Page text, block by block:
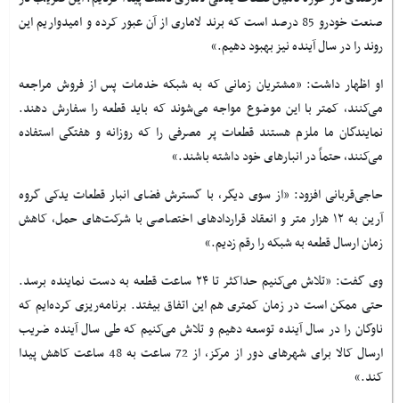
صنعت خودرو 85 درصد است که برند لاماری از آن عبور کرده‌ و امیدواریم این
روند را در سال آینده نیز بهبود دهیم.
»
او اظهار داشت: «مشتریان زمانی که به شبکه خدمات پس از فروش مراجعه
می‌کنند، کمتر با این موضوع مواجه می‌شوند که باید قطعه را سفارش دهند.
نمایندگان ما ملزم هستند قطعات پر مصرفی را که روزانه و هفتگی استفاده
می‌کنند، حتماً در انبارهای خود داشته باشند.
»
حاجی‌قربانی افزود: «از سوی دیگر، با گسترش فضای انبار قطعات یدکی گروه
آرین به ۱۲ هزار متر و انعقاد قراردادهای اختصاصی با شرکت‌های حمل، کاهش
زمان ارسال قطعه به شبکه را رقم زدیم.»
وی گفت: «تلاش می‌کنیم حداکثر تا ۲۴ ساعت قطعه به دست نماینده برسد.
حتی ممکن است در زمان کمتری هم این اتفاق بیفتد. برنامه‌ریزی کرده‌ایم که
ناوگان را در سال آینده توسعه دهیم و تلاش می‌کنیم که طی سال آینده ضریب
ارسال کالا برای شهرهای دور از مرکز، از 72 ساعت به 48 ساعت کاهش پیدا
کند.»